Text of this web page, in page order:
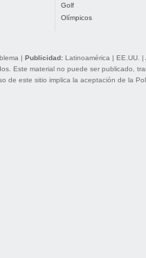
Golf
Olímpicos
| Publicidad: Latinoamérica | EE.UU. |
Este material no puede ser publicado,
de este sitio implica la aceptación de la